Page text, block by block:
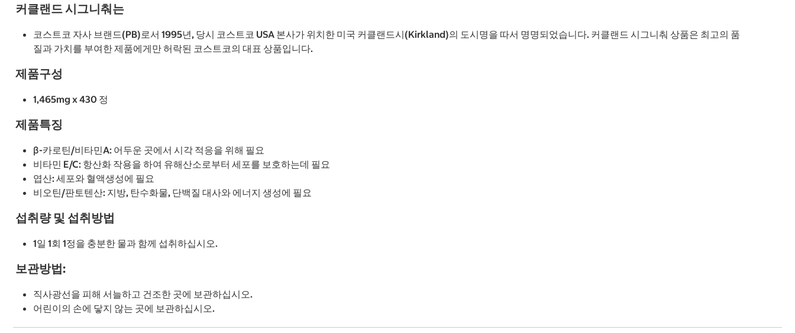
커클랜드 시그니춰는
코스트코 자사 브랜드(PB)로서 1995년, 당시 코스트코 USA 본사가 위치한 미국 커클랜드시(Kirkland)의 도시명을 따서 명명되었습니다. 커클랜드 시그니춰 상품은 최고의 품
질과 가치를 부여한 제품에게만 허락된 코스트코의 대표 상품입니다.
제품구성
1,465mg x 430 정
제품특징
β-카로틴/비타민A: 어두운 곳에서 시각 적응을 위해 필요
비타민 E/C: 항산화 작용을 하여 유해산소로부터 세포를 보호하는데 필요
엽산: 세포와 혈액생성에 필요
비오틴/판토텐산: 지방, 탄수화물, 단백질 대사와 에너지 생성에 필요
섭취량 및 섭취방법
1일 1회 1정을 충분한 물과 함께 섭취하십시오.
보관방법:
직사광선을 피해 서늘하고 건조한 곳에 보관하십시오.
어린이의 손에 닿지 않는 곳에 보관하십시오.